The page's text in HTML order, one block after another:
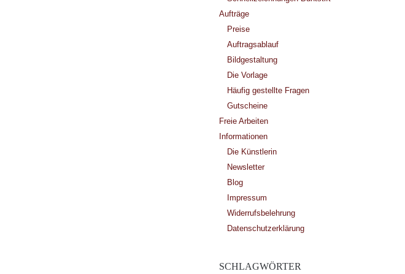
Aufträge
Preise
Auftragsablauf
Bildgestaltung
Die Vorlage
Häufig gestellte Fragen
Gutscheine
Freie Arbeiten
Informationen
Die Künstlerin
Newsletter
Blog
Impressum
Widerrufsbelehrung
Datenschutzerklärung
SCHLAGWÖRTER